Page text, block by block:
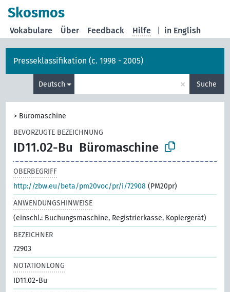
Skosmos
in English
Vokabulare Über Feedback Hilfe
Presseklassifikation (c. 1998 - 2005)
Deutsch × Suche
> Büromaschine
BEVORZUGTE BEZEICHNUNG
ID11.02-Bu Büromaschine
OBERBEGRIFF
http://zbw.eu/beta/pm20voc/pr/i/72908 (PM20pr)
ANWENDUNGSHINWEISE
(einschl.: Buchungsmaschine, Registrierkasse, Kopiergerät)
BEZEICHNER
72903
NOTATIONLONG
ID11.02-Bu